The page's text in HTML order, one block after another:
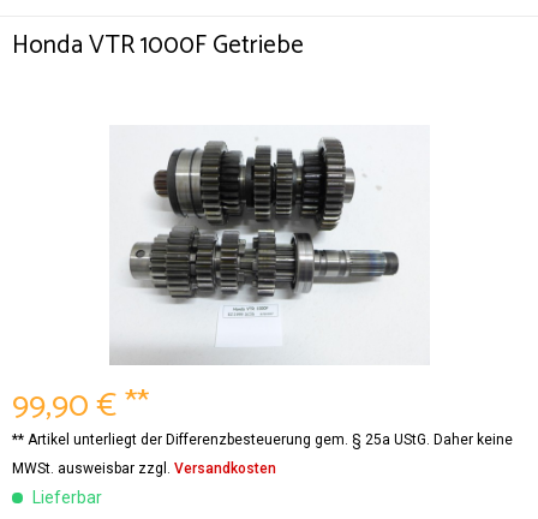
Honda VTR 1000F Getriebe
99,90 € **
** Artikel unterliegt der Differenzbesteuerung gem. § 25a UStG. Daher keine
MWSt. ausweisbar zzgl. Versandkosten
Lieferbar